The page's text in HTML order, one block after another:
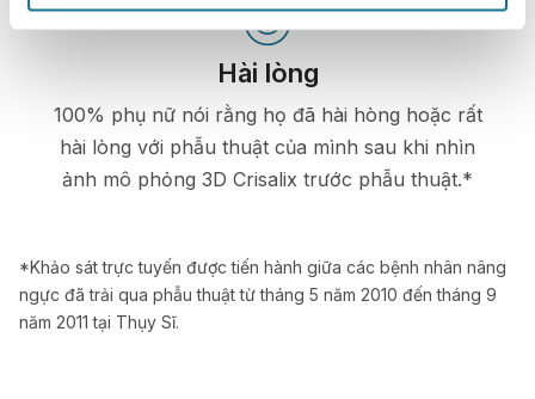
Hài lòng
100% phụ nữ nói rằng họ đã hài hòng hoặc rất
hài lòng với phẫu thuật của mình sau khi nhìn
ảnh mô phỏng 3D Crisalix trước phẫu thuật.*
*Khảo sát trực tuyến được tiến hành giữa các bệnh nhân nâng
ngực đã trải qua phẫu thuật từ tháng 5 năm 2010 đến tháng 9
năm 2011 tại Thụy Sĩ.